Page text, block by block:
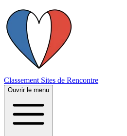
Classement Sites de Rencontre
Ouvrir le menu